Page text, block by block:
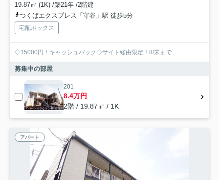
19.87㎡ (1K) /築21年 /2階建
つくばエクスプレス「守谷」駅 徒歩5分
宅配ボックス
◇15000円！キャッシュバック◇サイト経由限定！8/末まで
募集中の部屋
201
8.4万円
2階 / 19.87㎡ / 1K
アパート